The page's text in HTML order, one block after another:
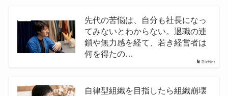
BizHint
先代の苦悩は、自分も社長になっ
てみないとわからない。退職の連
鎖や無力感を経て、若き経営者は
何を得たの…
自律型組織を目指したら組織崩壊